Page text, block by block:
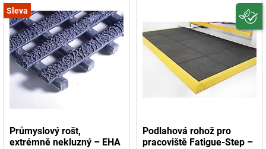
Sleva
Průmyslový rošt,
extrémně nekluzný – EHA
Podlahová rohož pro
pracoviště Fatigue-Step –